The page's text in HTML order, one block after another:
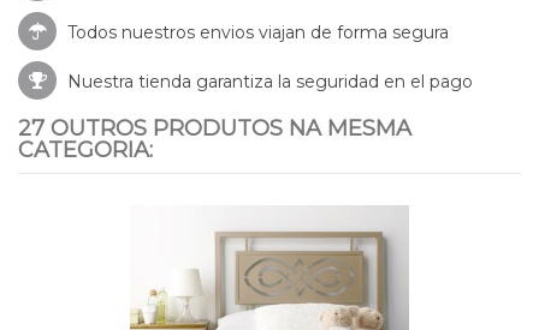
Todos nuestros envios viajan de forma segura
Nuestra tienda garantiza la seguridad en el pago
27 OUTROS PRODUTOS NA MESMA
CATEGORIA: